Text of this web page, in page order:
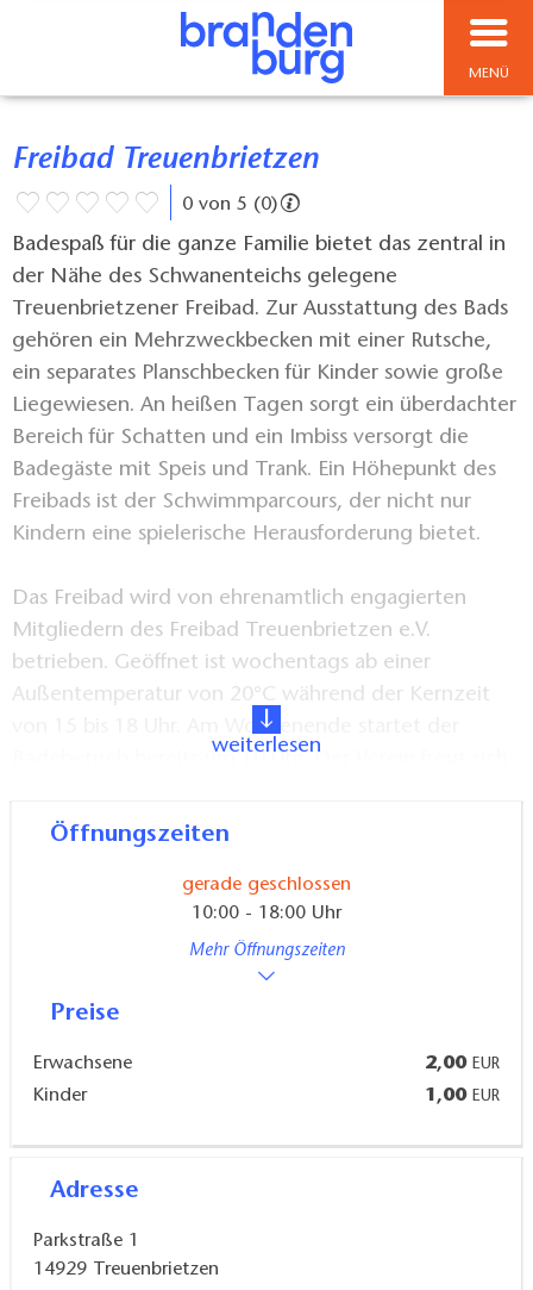
MENÜ
Freibad Treuenbrietzen
0 von 5 (0)
Badespaß für die ganze Familie bietet das zentral in
der Nähe des Schwanenteichs gelegene
Treuenbrietzener Freibad. Zur Ausstattung des Bads
gehören ein Mehrzweckbecken mit einer Rutsche,
ein separates Planschbecken für Kinder sowie große
Liegewiesen. An heißen Tagen sorgt ein überdachter
Bereich für Schatten und ein Imbiss versorgt die
Badegäste mit Speis und Trank. Ein Höhepunkt des
Freibads ist der Schwimmparcours, der nicht nur
Kindern eine spielerische Herausforderung bietet.
Das Freibad wird von ehrenamtlich engagierten
Mitgliedern des Freibad Treuenbrietzen e.V.
betrieben. Geöffnet ist wochentags ab einer
Außentemperatur von 20°C während der Kernzeit
von 15 bis 18 Uhr. Am Wochenende startet der
Öffnungszeiten.
weiterlesen
Öffnungszeiten
gerade geschlossen
10:00 - 18:00 Uhr
Mehr Öffnungszeiten
Preise
Erwachsene 2,00 EUR
Kinder 1,00 EUR
Adresse
Parkstraße 1
14929
Treuenbrietzen